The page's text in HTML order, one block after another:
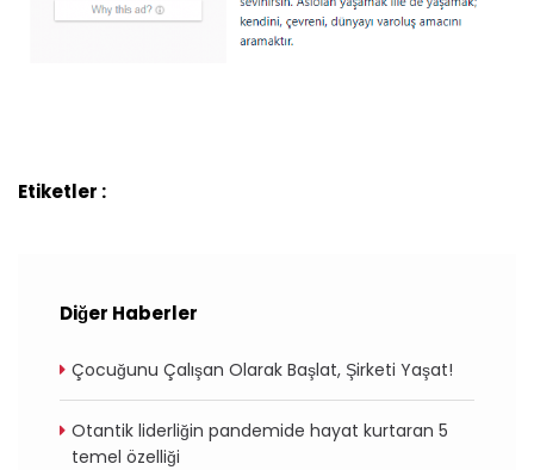
Etiketler :
Diğer Haberler
Çocuğunu Çalışan Olarak Başlat, Şirketi Yaşat!
Otantik liderliğin pandemide hayat kurtaran 5
temel özelliği